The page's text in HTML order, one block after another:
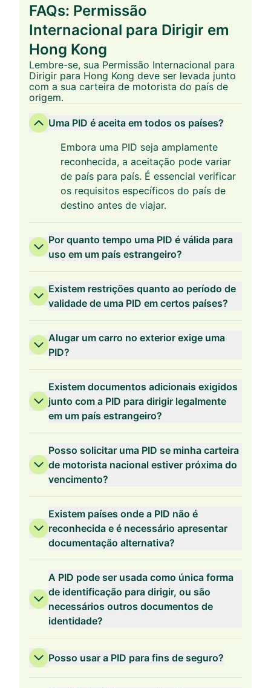
FAQs: Permissão
Internacional para Dirigir em
Hong Kong
Lembre-se, sua Permissão Internacional para
Dirigir para Hong Kong deve ser levada junto
com a sua carteira de motorista do país de
origem.
Uma PID é aceita em todos os países?
Embora uma PID seja amplamente
reconhecida, a aceitação pode variar
de país para país. É essencial verificar
os requisitos específicos do país de
destino antes de viajar.
Por quanto tempo uma PID é válida para
uso em um país estrangeiro?
Existem restrições quanto ao período de
validade de uma PID em certos países?
Alugar um carro no exterior exige uma
PID?
Existem documentos adicionais exigidos
junto com a PID para dirigir legalmente
em um país estrangeiro?
Posso solicitar uma PID se minha carteira
de motorista nacional estiver próxima do
vencimento?
Existem países onde a PID não é
reconhecida e é necessário apresentar
documentação alternativa?
A PID pode ser usada como única forma
de identificação para dirigir, ou são
necessários outros documentos de
identidade?
Posso usar a PID para fins de seguro?